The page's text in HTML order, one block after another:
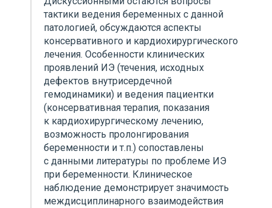
тактики ведения беременных с данной
патологией, обсуждаются аспекты
консервативного и кардиохирургического
лечения. Особенности клинических
проявлений ИЭ (течения, исходных
дефектов внутрисердечной
гемодинамики) и ведения пациентки
(консервативная терапия, показания
к кардиохирургическому лечению,
возможность пролонгирования
беременности и т.п.) сопоставлены
с данными литературы по проблеме ИЭ
при беременности. Клиническое
наблюдение демонстрирует значимость
междисциплинарного взаимодействия